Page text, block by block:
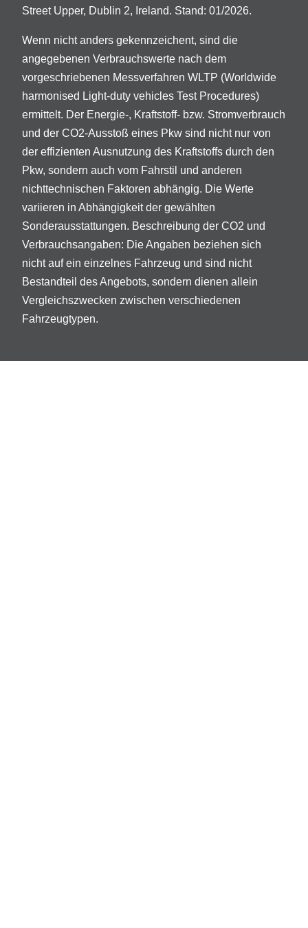
Street Upper, Dublin 2, Ireland. Stand: 01/2026.
Wenn nicht anders gekennzeichent, sind die
angegebenen Verbrauchswerte nach dem
vorgeschriebenen Messverfahren WLTP (Worldwide
harmonised Light-duty vehicles Test Procedures)
ermittelt. Der Energie-, Kraftstoff- bzw. Stromverbrauch
und der CO2-Ausstoß eines Pkw sind nicht nur von
der effizienten Ausnutzung des Kraftstoffs durch den
Pkw, sondern auch vom Fahrstil und anderen
nichttechnischen Faktoren abhängig. Die Werte
variieren in Abhängigkeit der gewählten
Sonderausstattungen. Beschreibung der CO2 und
Verbrauchsangaben: Die Angaben beziehen sich
nicht auf ein einzelnes Fahrzeug und sind nicht
Bestandteil des Angebots, sondern dienen allein
Vergleichszwecken zwischen verschiedenen
Fahrzeugtypen.